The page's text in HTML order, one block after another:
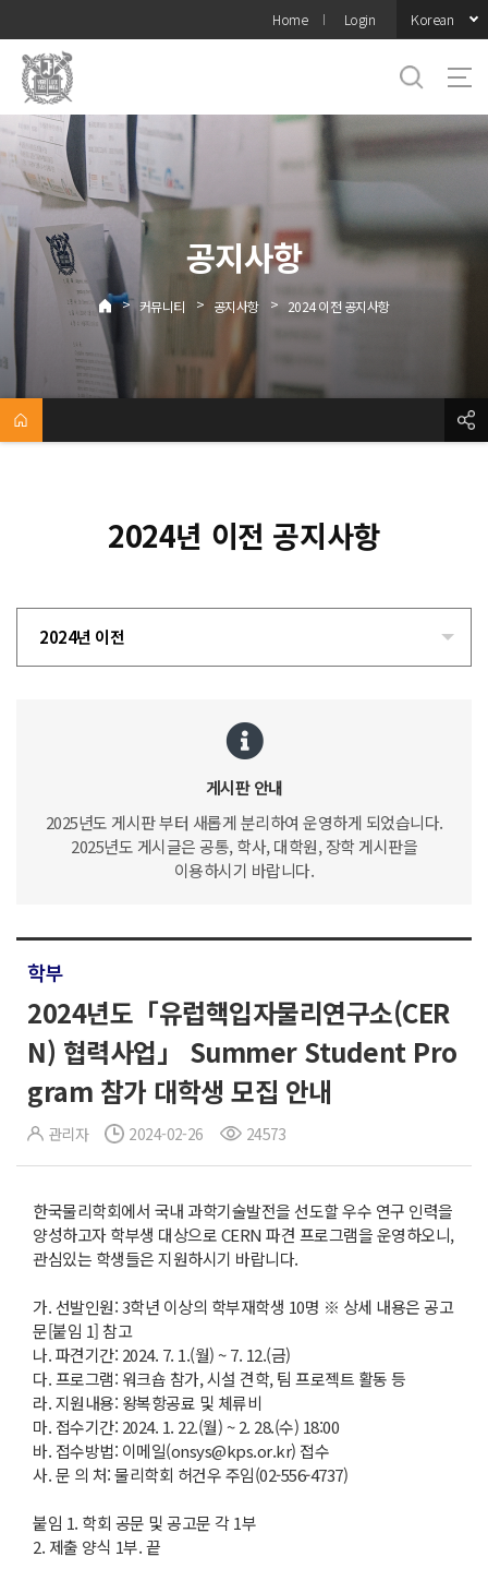
메뉴
Home Login Korean
공지사항
> 커뮤니티 > 공지사항 > 2024 이전 공지사항
2024년 이전 공지사항
2024년 이전
게시판 안내
2025년도 게시판 부터 새롭게 분리하여 운영하게 되었습니다.
2025년도 게시글은 공통, 학사, 대학원, 장학 게시판을
이용하시기 바랍니다.
학부
2024년도「유럽핵입자물리연구소(CER
N) 협력사업」 Summer Student Pro
gram 참가 대학생 모집 안내
관리자 2024-02-26 24573
한국물리학회에서 국내 과학기술발전을 선도할 우수 연구 인력을
양성하고자 학부생 대상으로 CERN 파견 프로그램을 운영하오니,
관심있는 학생들은 지원하시기 바랍니다.
가. 선발인원: 3학년 이상의 학부재학생 10명 ※ 상세 내용은 공고
문[붙임 1] 참고
나. 파견기간: 2024. 7. 1.(월) ~ 7. 12.(금)
다. 프로그램: 워크숍 참가, 시설 견학, 팀 프로젝트 활동 등
라. 지원내용: 왕복항공료 및 체류비
마. 접수기간: 2024. 1. 22.(월) ~ 2. 28.(수) 18:00
바. 접수방법: 이메일(onsys@kps.or.kr) 접수
사. 문 의 처: 물리학회 허건우 주임(02-556-4737)
붙임 1. 학회 공문 및 공고문 각 1부
2. 제출 양식 1부. 끝